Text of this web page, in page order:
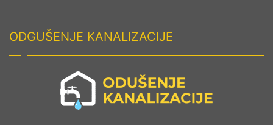
Odgušenje kanalizacije
Odgušenje kanalizacije
ODGUŠENJE KANALIZACIJE